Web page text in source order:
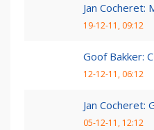
Jan Cocheret:
19-12-11, 09:12
Goof Bakker:
12-12-11, 06:12
Jan Cocheret:
05-12-11, 12:12